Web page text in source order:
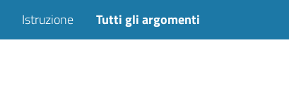
Istruzione Tutti gli argomenti